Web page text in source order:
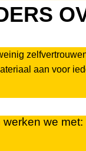
aan voor
we met: